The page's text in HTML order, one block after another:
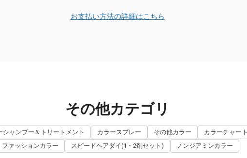
お支払い方法の詳細はこちら
その他カテゴリ
シャンプー＆トリートメント カラースプレー その他カラー カラーチャート
ファッションカラー
スピードヘアダイ(1・2剤セット) ノンジアミンカラー